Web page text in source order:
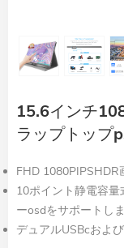
15.6インチ
ラップトップ
FHD 1080PIPSHDR
10ポイント静電容
ーosdをサポートし
デュアルUSBcおよ